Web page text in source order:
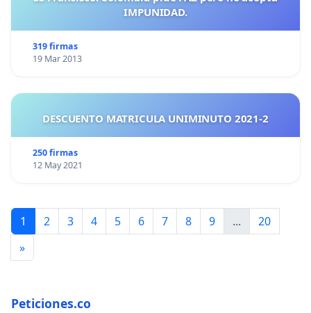
IMPUNIDAD.
319 firmas
19 Mar 2013
DESCUENTO MATRICULA UNIMINUTO 2021-2
250 firmas
12 May 2021
1 2 3 4 5 6 7 8 9 ...
20
»
Peticiones.co